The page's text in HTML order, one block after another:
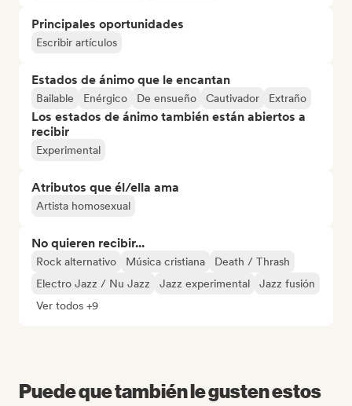
Principales oportunidades
Escribir artículos
Estados de ánimo que le encantan
Bailable Enérgico De ensueño Cautivador Extraño
Los estados de ánimo también están abiertos a
recibir
Experimental
Atributos que él/ella ama
Artista homosexual
No quieren recibir...
Rock alternativo Música cristiana
Death / Thrash
Electro Jazz / Nu Jazz
Jazz experimental
Jazz fusión
Ver todos +9
Puede que también le gusten estos